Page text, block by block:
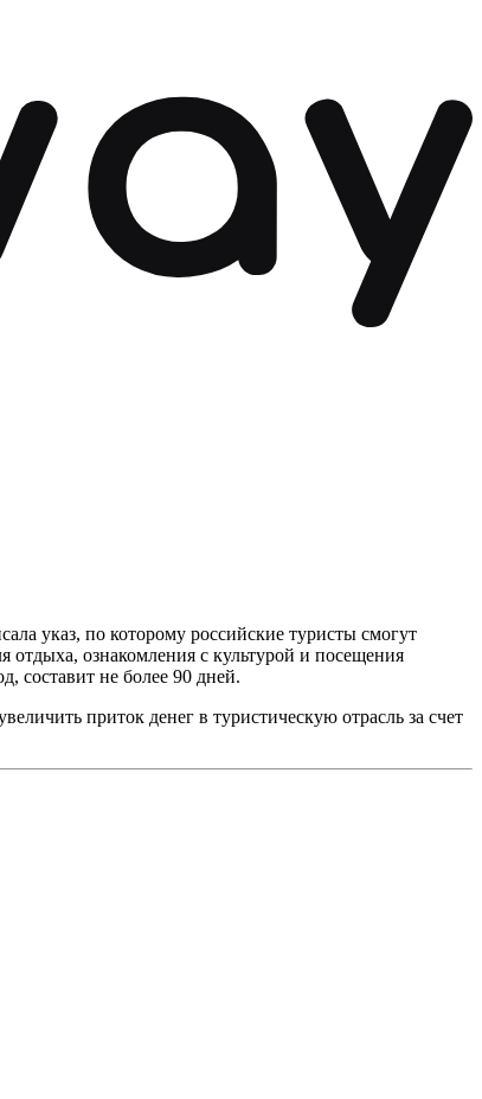
указ, по которому российские туристы смогут
отдыха, ознакомления с культурой и посещения
составит не более 90 дней.
приток денег в туристическую отрасль за счет